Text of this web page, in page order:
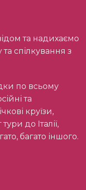
спілкування з
та
круїзи,
до Італії,
багато іншого.